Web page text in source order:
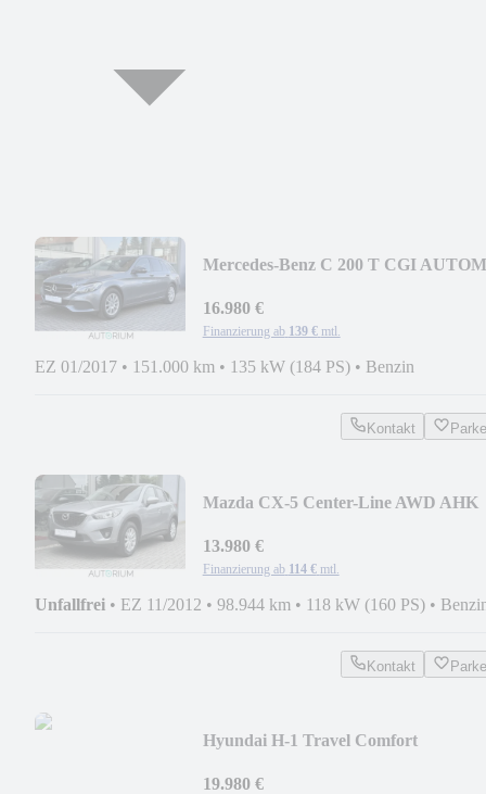
Mercedes-Benz C 200 T CGI
16.980 €
Finanzierung ab 139 € mtl.
EZ 01/2017 • 151.000 km • 135 kW (184 PS) • Benzin
Kontakt
Mazda CX-5 Center-Line AWD AHK
13.980 €
Finanzierung ab 114 € mtl.
Unfallfrei • EZ 11/2012 • 98.944 km • 118 kW (160 PS) •
Kontakt
Hyundai H-1 Travel Comfort
SZHZG
19.980 €